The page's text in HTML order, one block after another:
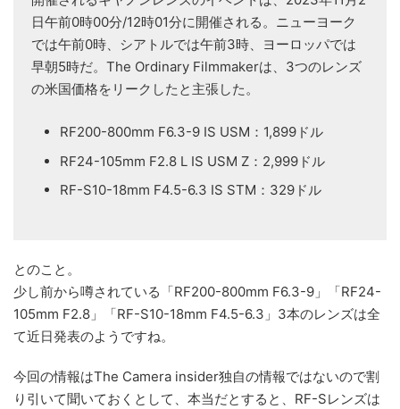
日午前0時00分/12時01分に開催される。ニューヨーク
では午前0時、シアトルでは午前3時、ヨーロッパでは
早朝5時だ。The Ordinary Filmmakerは、3つのレンズ
の米国価格をリークしたと主張した。
RF200-800mm F6.3-9 IS USM：1,899ドル
RF24-105mm F2.8 L IS USM Z：2,999ドル
RF-S10-18mm F4.5-6.3 IS STM：329ドル
とのこと。
少し前から噂されている「RF200-800mm F6.3-9」「RF24-
105mm F2.8」「RF-S10-18mm F4.5-6.3」3本のレンズは全
て近日発表のようですね。
今回の情報はThe Camera insider独自の情報ではないので割
り引いて聞いておくとして、本当だとすると、RF-Sレンズは